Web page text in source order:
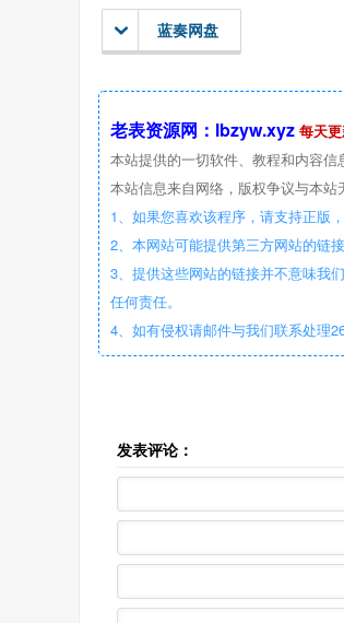
蓝奏网盘
老表资源网：lbzyw.xyz 每天
本站提供的一切软件、教程和内容信
本站信息来自网络，版权争议与本站
1、如果您喜欢该程序，请支持正版
2、本网站可能提供第三方网站的链
3、提供这些网站的链接并不意味我
任何责任。
4、如有侵权请邮件与我们联系处理
发表评论：